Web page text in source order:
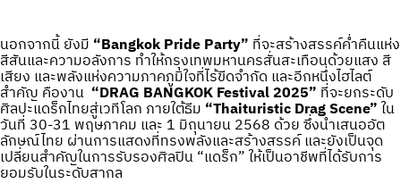
นอกจากนี้ ยังมี “Bangkok Pride Party” ที่จะสร้างสรรค์ค่ำคืนแห่ง
สีสันและความอลังการ ทำให้กรุงเทพมหานครสั่นสะเทือนด้วยแสง สี
เสียง และพลังแห่งความภาคภูมิใจที่ไร้ขีดจำกัด และอีกหนึ่งไฮไลต์
สำคัญ คืองาน “DRAG BANGKOK Festival 2025” ที่จะยกระดับ
ศิลปะแดร็กไทยสู่เวทีโลก ภายใต้ธีม “Thaituristic Drag Scene”ใน
วันที่ 30-31 พฤษภาคม และ 1 มิถุนายน 2568 ด้วย ซึ่งนำเสนออัต
ลักษณ์ไทย ผ่านการแสดงที่ทรงพลังและสร้างสรรค์ และยังเป็นจุด
เปลี่ยนสำคัญในการรับรองศิลปิน “แดร็ก” ให้เป็นอาชีพที่ได้รับการ
ยอมรับในระดับสากล